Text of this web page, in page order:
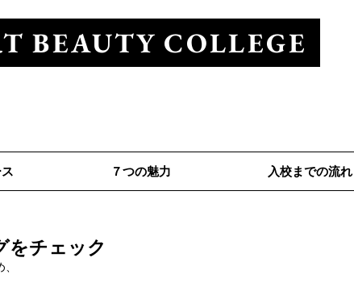
BEAUTY COLLEGE
７つの魅力 入校までの流れ
をチェック